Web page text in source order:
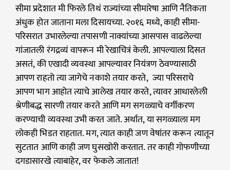
सीमा प्रदेशात मी फिरले तिथं राज्यांच्या सीमारेषा आणि नैतिकता
अंधुक होत जाताना मला दिसायच्या. २०१६ मध्ये, काही सीमा-
परिसरात उभारलेल्या तपासणी नाक्यांच्या आसपास वाढलेल्या
गांजातली रंगद्रव्यं वापरून मी रेखाचित्रं केली. आपल्याला दिसत
असतं, की एखादी व्यवस्था आपल्यावर नियंत्रण ठेवण्यासाठी
आपण राहतो त्या जागेचे नकाशे तयार करते, ज्या परिसराचे
आपण भाग आहोत त्याचे आलेख तयार करते, त्यावर आधारलेली
श्रेणीबद्ध सारणी तयार करते आणि मग सगळ्याचे वर्गीकरण
करण्याची व्यवस्था उभी करत जाते. अर्थात, या सगळ्याला मग
लोकही भिडत राहतात. मग, त्यात काही जण वेषांतर करून त्यातून
सुटतात आणि काही जण घुसखोरी करतात. तर काही गोफणीच्या
दगडासारखे त्याबाहेर, वर फेकले जातात!